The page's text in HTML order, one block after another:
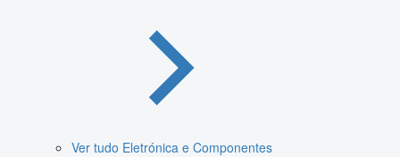
Ver tudo Eletrónica e Componentes